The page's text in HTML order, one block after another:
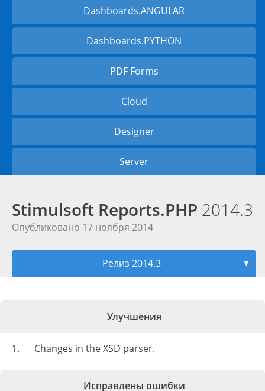
Dashboards.ANGULAR
Dashboards.PYTHON
PDF Forms
Cloud
Designer
Server
Stimulsoft Reports.PHP 2014.3
Опубликовано 17 ноября 2014
Релиз 2014.3 ▼
Улучшения
1. Changes in the XSD parser.
Исправлены ошибки